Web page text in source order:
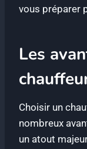
vous préparer
Les
Choisir un
nombreux
un atout